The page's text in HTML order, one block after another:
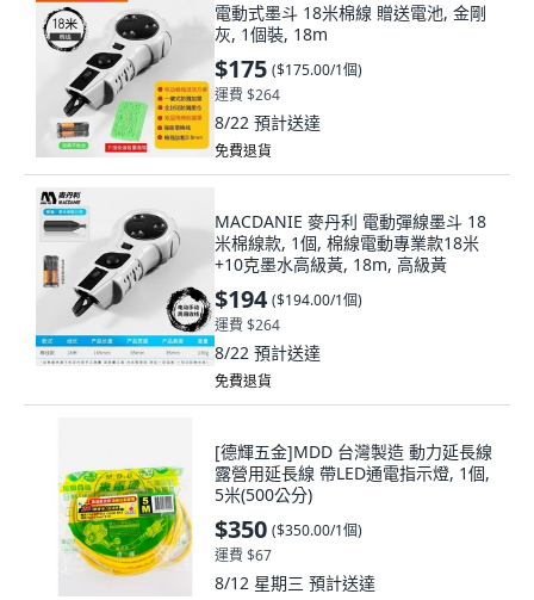
電動式墨斗 18米棉線 贈送電池, 金剛
灰, 1個裝, 18m
$175 ($175.00/1個)
運費 $264
8/22 預計送達
免費退貨
MACDANIE 麥丹利 電動彈線墨斗 18
米棉線款, 1個, 棉線電動專業款18米
+10克墨水高級黃, 18m, 高級黃
$194 ($194.00/1個)
運費 $264
8/22 預計送達
免費退貨
[德輝五金]MDD 台灣製造 動力延長線
露營用延長線 帶LED通電指示燈, 1個,
5米(500公分)
$350 ($350.00/1個)
運費 $67
8/12 星期三 預計送達